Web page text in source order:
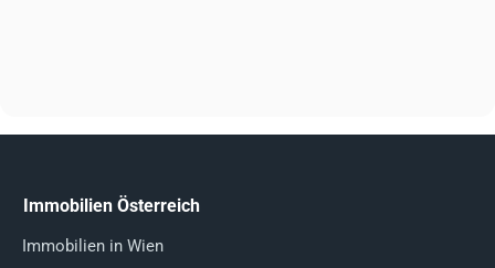
Immobilien Österreich
Immobilien in Wien